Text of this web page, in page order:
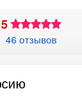
5
46 отзывов